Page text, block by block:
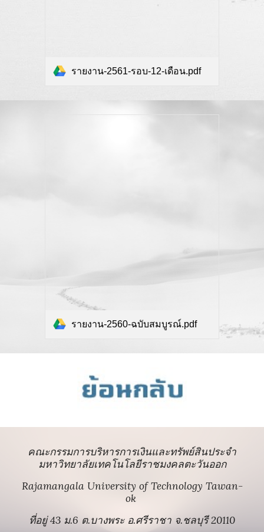
รายงาน-2561-รอบ-12-เดือน.pdf
รายงาน-2560-ฉบับสมบูรณ์.pdf
คณะกรรมการบริหารการเงินและทรัพย์สินประจำ
มหาวิทยาลัยเทคโนโลยีราชมงคลตะวันออก
Rajamangala University of Technology Tawan-
ok
ที่อยู่ 43 ม.6 ต.บางพระ อ.ศรีราชา จ.ชลบุรี 20110